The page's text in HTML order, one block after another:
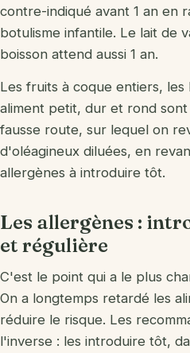
contre-indiqué avant 1 an en
botulisme infantile. Le lait de
boisson attend aussi 1 an.
Les fruits à coque entiers,
aliment petit, dur et rond
fausse route, sur lequel on
d'oléagineux diluées, en
allergènes à introduire tôt.
Les allergènes :
et régulière
C'est le point qui a le plus
On a longtemps retardé les
réduire le risque. Les
l'inverse : les introduire tôt,